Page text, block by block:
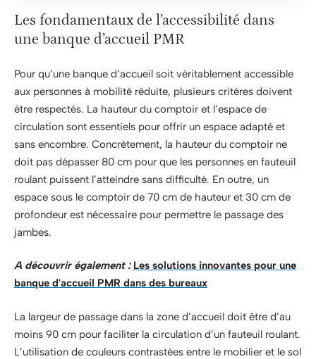
Les fondamentaux de l’accessibilité dans
une banque d’accueil PMR
Pour qu’une banque d’accueil soit véritablement accessible
aux personnes à mobilité réduite, plusieurs critères doivent
être respectés. La hauteur du comptoir et l’espace de
circulation sont essentiels pour offrir un espace adapté et
sans encombre. Concrètement, la hauteur du comptoir ne
doit pas dépasser 80 cm pour que les personnes en fauteuil
roulant puissent l’atteindre sans difficulté. En outre, un
espace sous le comptoir de 70 cm de hauteur et 30 cm de
profondeur est nécessaire pour permettre le passage des
jambes.
A découvrir également : Les solutions innovantes pour une
banque d'accueil PMR dans des bureaux
La largeur de passage dans la zone d’accueil doit être d’au
moins 90 cm pour faciliter la circulation d’un fauteuil roulant.
L’utilisation de couleurs contrastées entre le mobilier et le sol